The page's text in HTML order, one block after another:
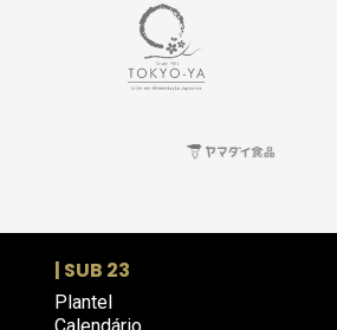
| SUB 23
Plantel